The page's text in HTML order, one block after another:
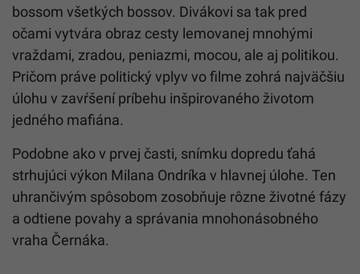
bossom všetkých bossov. Divákovi sa tak pred
očami vytvára obraz cesty lemovanej mnohými
vraždami, zradou, peniazmi, mocou, ale aj politikou.
Pričom práve politický vplyv vo filme zohrá najväčšiu
úlohu v zavŕšení príbehu inšpirovaného životom
jedného mafiána.
Podobne ako v prvej časti, snímku dopredu ťahá
strhujúci výkon Milana Ondríka v hlavnej úlohe. Ten
uhrančivým spôsobom zosobňuje rôzne životné fázy
a odtiene povahy a správania mnohonásobného
vraha Černáka.